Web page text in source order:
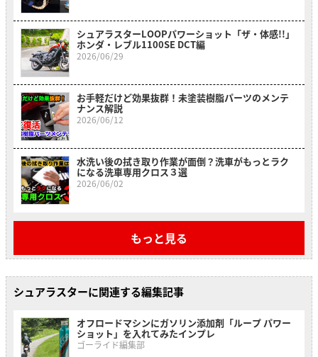
シュアラスターLOOPパワーショット「ザ・体感!!」
ホンダ・レブル1100SE DCT編
2026/06/29
お手軽だけど効果抜群！未塗装樹脂パーツのメンテ
ナンス解説
2026/06/12
水洗い後の拭き取り作業が面倒？洗車がもっとラク
になる洗車専用クロス３選
2026/06/02
もっと見る
シュアラスターに関連する編集記事
オフロードマシンにガソリン添加剤「ループ パワー
ショット」を入れてみたインプレ
ゴーライド編集部